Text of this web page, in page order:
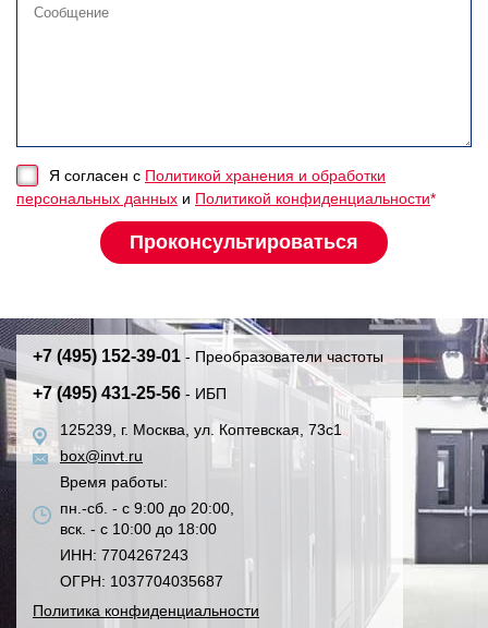
Я согласен с Политикой хранения и обработки
персональных данных и Политикой конфиденциальности*
+7 (495) 152-39-01 - Преобразователи частоты
+7 (495) 431-25-56 - ИБП
125239, г. Москва, ул. Коптевская, 73с1
box@invt.ru
Время работы:
пн.-сб. - с 9:00 до 20:00,
вск. - с 10:00 до 18:00
ИНН: 7704267243
ОГРН: 1037704035687
Политика конфиденциальности